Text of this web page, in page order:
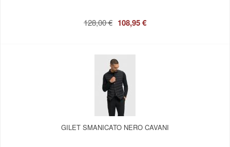
128,00 € 108,95 €
GILET SMANICATO NERO CAVANI